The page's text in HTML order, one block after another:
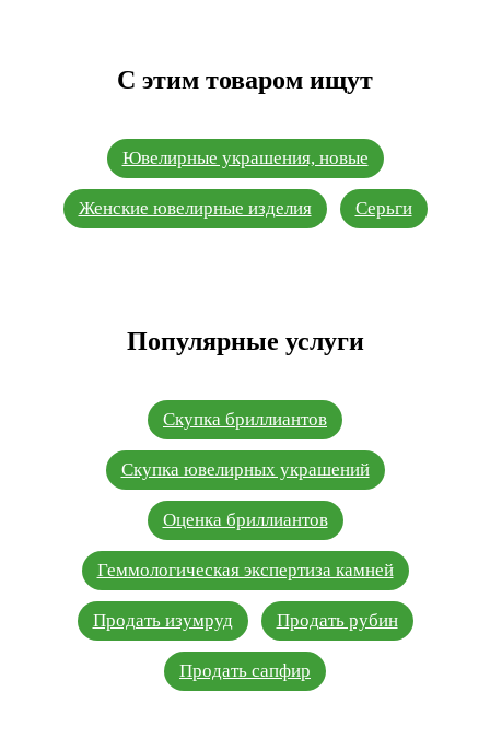
С этим товаром ищут
Ювелирные украшения, новые
Женские ювелирные изделия Серьги
Популярные услуги
Скупка бриллиантов
Скупка ювелирных украшений
Оценка бриллиантов
Геммологическая экспертиза камней
Продать изумруд Продать рубин
Продать сапфир